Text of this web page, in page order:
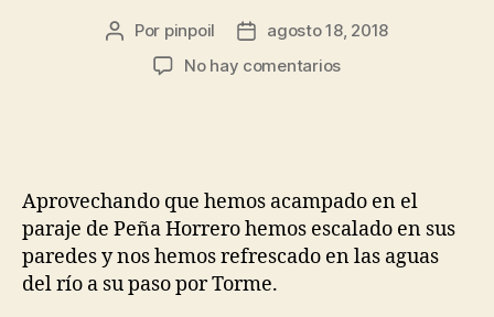
Por pinpoil
agosto 18, 2018
No hay comentarios
Aprovechando que hemos acampado en el
paraje de Peña Horrero hemos escalado en sus
paredes y nos hemos refrescado en las aguas
del río a su paso por Torme.